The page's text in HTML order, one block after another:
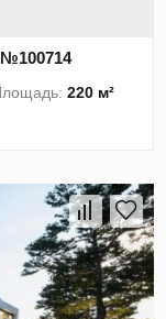
220 м²